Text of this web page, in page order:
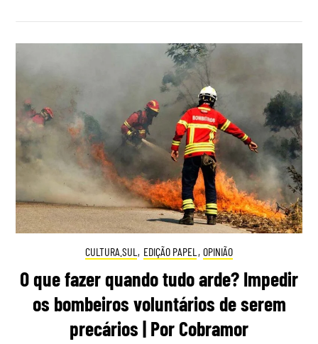
CULTURA.SUL , EDIÇÃO PAPEL , OPINIÃO
O que fazer quando tudo arde? Impedir
os bombeiros voluntários de serem
precários | Por Cobramor